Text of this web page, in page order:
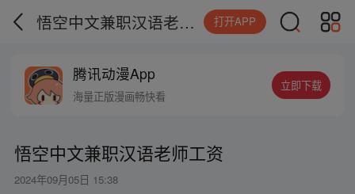
悟空中文兼职汉语老师工资 打开APP
腾讯动漫App
海量正版漫画畅快看
立即下载
悟空中文兼职汉语老师工资
2024年09月05日 15:38